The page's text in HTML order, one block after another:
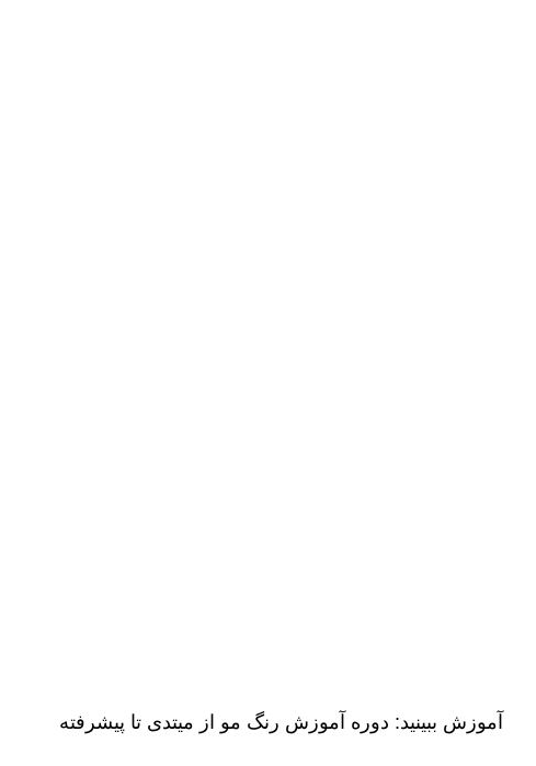
آموزش ببینید: دوره آموزش رنگ مو از میتدی تا پیشرفته